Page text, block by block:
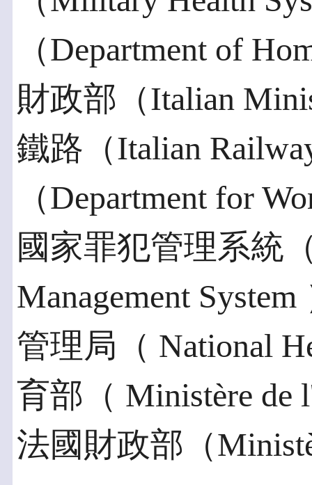
（Department of
財政部（Italian
鐵路（Italian
（Department for
國家罪犯管理系統
Management
管理局（ National
育部（ Ministère de
法國財政部（